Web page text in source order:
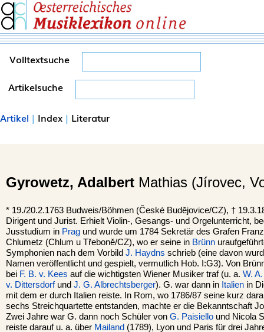
Volltextsuche
Artikelsuche
Artikel | Index | Literatur
Gyrowetz, Adalbert Mathias (Jírovec,
* 19./20.2.1763 Budweis/Böhmen (České Budĕjovice/CZ), †
Dirigent und Jurist. Erhielt Violin-, Gesangs- und Orgelunterricht,
Jusstudium in Prag und wurde um 1784 Sekretär des Grafen
Chlumetz (Chlum u Třeboně/CZ), wo er seine in Brünn
Symphonien nach dem Vorbild J. Haydns schrieb (eine davon
Namen veröffentlicht und gespielt, vermutlich Hob. I:G3). Von
bei F. B. v. Kees auf die wichtigsten Wiener Musiker traf (u. a. W.
v. Dittersdorfund J. G. Albrechtsberger). G. war dann in Italien in
mit dem er durch Italien reiste. In Rom, wo 1786/87 seine kurz
sechs Streichquartette entstanden, machte er die Bekanntschaft
Zwei Jahre war G. dann noch Schüler von G. Paisiello und Nicola
reiste darauf u. a. über Mailand (1789), Lyon und Paris für drei